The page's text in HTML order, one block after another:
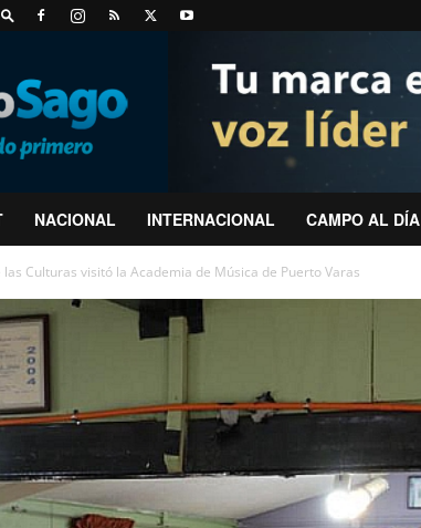
NACIONAL INTERNACIONAL CAMPO AL DÍA
Culturas visitó la Academia de Música de Puerto Varas